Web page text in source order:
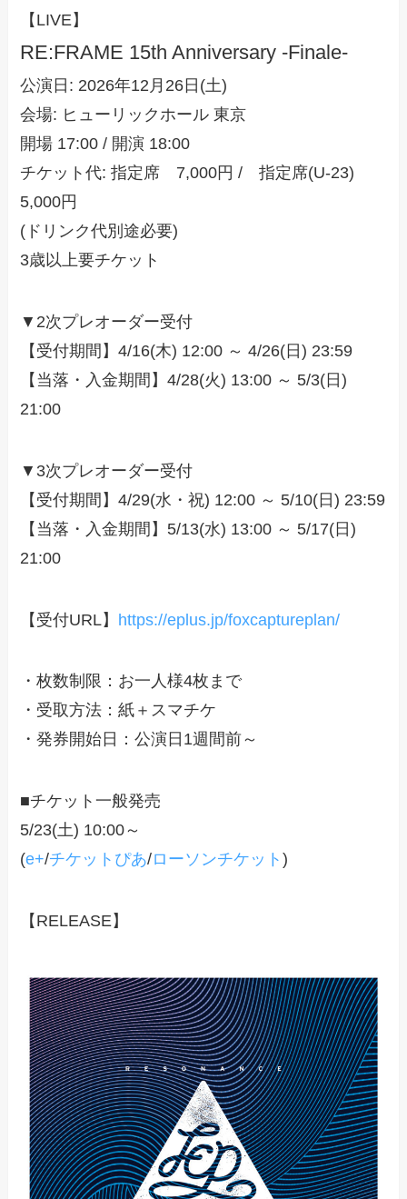
【LIVE】
RE:FRAME 15th Anniversary -Finale-
公演日: 2026年12月26日(土)
会場: ヒューリックホール 東京
開場 17:00 / 開演 18:00
チケット代: 指定席 7,000円 / 指定席(U-23)
5,000円
(ドリンク代別途必要)
3歳以上要チケット
▼2次プレオーダー受付
【受付期間】4/16(木) 12:00 ～ 4/26(日) 23:59
【当落・入金期間】4/28(火) 13:00 ～ 5/3(日)
21:00
▼3次プレオーダー受付
【受付期間】4/29(水・祝) 12:00 ～ 5/10(日) 23:59
【当落・入金期間】5/13(水) 13:00 ～ 5/17(日)
21:00
【受付URL】 https://eplus.jp/foxcaptureplan/
・枚数制限：お一人様4枚まで
・受取方法：紙＋スマチケ
・発券開始日：公演日1週間前～
■チケット一般発売
5/23(土) 10:00～
(e+/チケットぴあ/ローソンチケット)
【RELEASE】